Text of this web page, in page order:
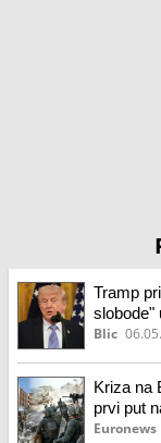
Tramp
slobode"
naveo
Blic
Kriza na
prvi put
primirje
Euronews